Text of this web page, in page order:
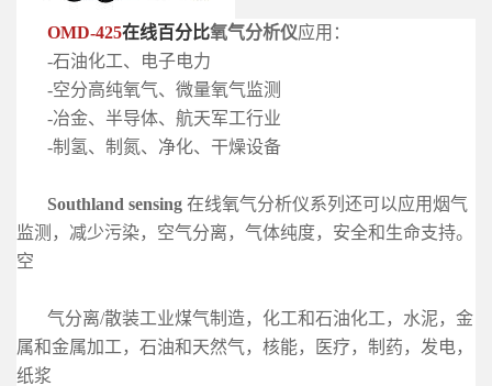
OMD-425在线百分比氧气分析仪应用：
-石油化工、电子电力
-空分高纯氧气、微量氧气监测
-冶金、半导体、航天军工行业
-制氢、制氮、净化、干燥设备
Southland sensing 在线氧气分析仪系列还可以应用烟气
监测，减少污染，空气分离，气体纯度，安全和生命支持。
空
气分离/散装工业煤气制造， 化工和石油化工，水泥，金
属和金属加工，石油和天然气，核能，医疗，制药，发电，
纸浆